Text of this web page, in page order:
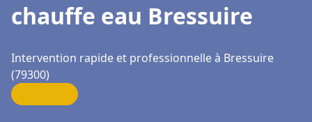
chauffe eau Bressuire
Intervention rapide et professionnelle à Bressuire
(79300)